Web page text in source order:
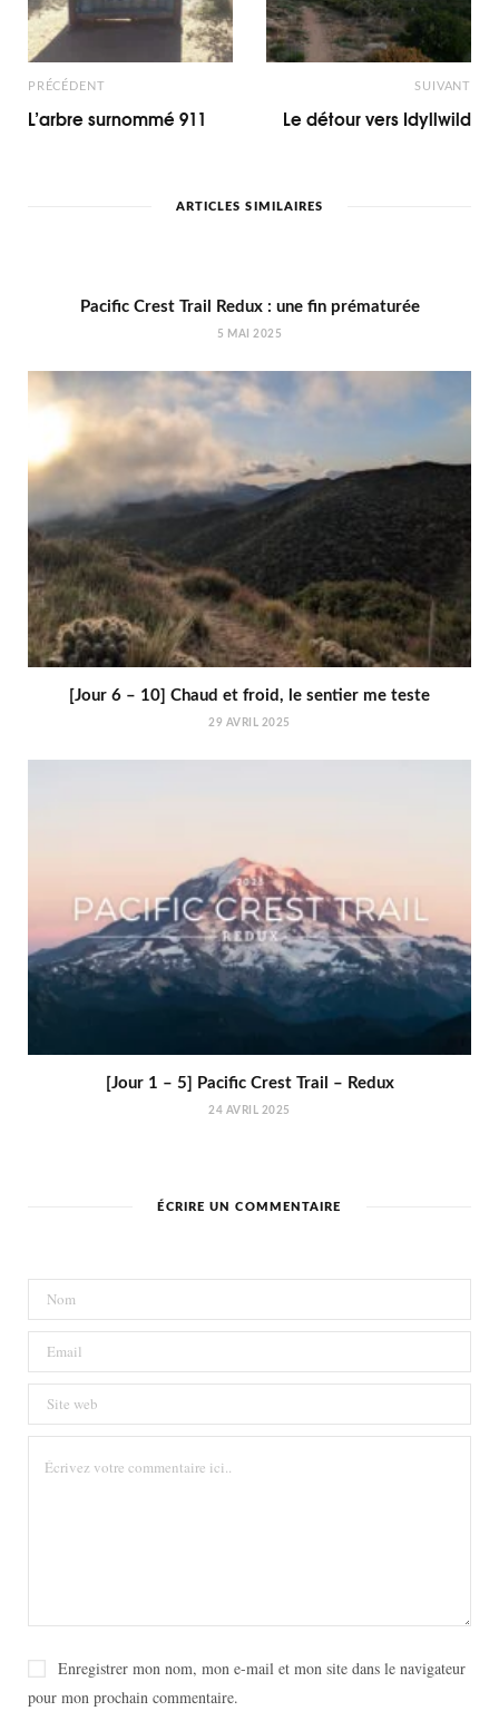
PRÉCÉDENT
L’arbre surnommé 911
SUIVANT
Le détour vers Idyllwild
ARTICLES SIMILAIRES
Pacific Crest Trail Redux : une fin prématurée
5 MAI 2025
[Jour 6 – 10] Chaud et froid, le sentier me teste
29 AVRIL 2025
[Jour 1 – 5] Pacific Crest Trail – Redux
24 AVRIL 2025
ÉCRIRE UN COMMENTAIRE
Enregistrer mon nom, mon e-mail et mon site dans le navigateur
pour mon prochain commentaire.